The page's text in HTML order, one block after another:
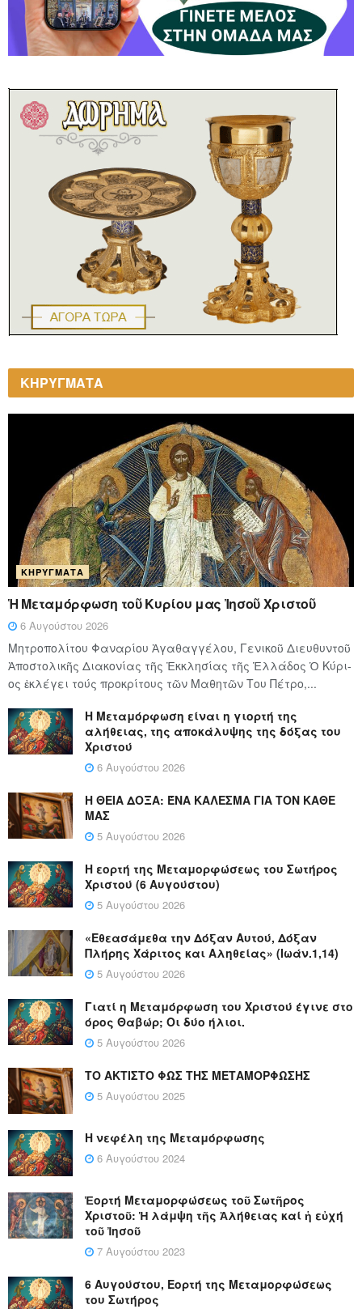
ΚΗΡΥΓΜΑΤΑ
ΚΗΡΎΓΜΑΤΑ
Ἡ Μεταμόρφωση τοῦ Κυρίου μας Ἰησοῦ Χριστοῦ
6 Αυγούστου 2026
Μητροπολίτου Φαναρίου Ἀγαθαγγέλου, Γενικοῦ Διευθυντοῦ
Ἀποστολικῆς Διακονίας τῆς Ἐκκλησίας τῆς Ἑλλάδος Ὁ Κύ­ρι­
ος ἐκλέγει τούς προ­κρί­τους τῶν Μα­θη­τῶν Του Πέ­τρο,...
Η Μεταμόρφωση είναι η γιορτή της
αλήθειας, της αποκάλυψης της δόξας του
Χριστού
6 Αυγούστου 2026
Η ΘΕΙΑ ΔΟΞΑ: ΈΝΑ ΚΑΛΕΣΜΑ ΓΙΑ ΤΟΝ ΚΑΘΕ
ΜΑΣ
5 Αυγούστου 2026
Η εορτή της Μεταμορφώσεως του Σωτήρος
Χριστού (6 Αυγούστου)
5 Αυγούστου 2026
«Εθεασάμεθα την Δόξαν Αυτού, Δόξαν
Πλήρης Χάριτος και Αληθείας» (Ιωάν.1,14)
5 Αυγούστου 2026
Γιατί η Μεταμόρφωση του Χριστού έγινε στο
όρος Θαβώρ; Οι δύο ήλιοι.
5 Αυγούστου 2026
ΤΟ ΑΚΤΙΣΤΟ ΦΩΣ ΤΗΣ ΜΕΤΑΜΟΡΦΩΣΗΣ
5 Αυγούστου 2025
Η νεφέλη της Μεταμόρφωσης
6 Αυγούστου 2024
Ἑορτή Μεταμορφώσεως τοῦ Σωτῆρος
Χριστοῦ: Ἡ λάμψη τῆς Ἀλήθειας καί ἡ εὐχή
τοῦ Ἰησοῦ
7 Αυγούστου 2023
6 Αυγούστου, Εορτή της Μεταμορφώσεως
του Σωτήρος